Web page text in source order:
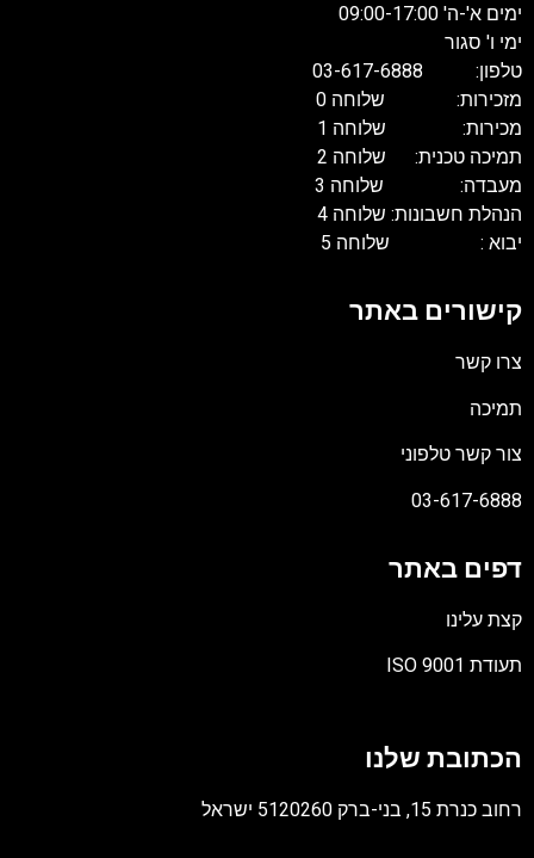
ימים א'-ה' 09:00-17:00
ימי ו' סגור
טלפון: 03-617-6888
מזכירות: שלוחה 0
מכירות: שלוחה 1
תמיכה טכנית: שלוחה 2
מעבדה: שלוחה 3
הנהלת חשבונות: שלוחה 4
יבוא : שלוחה 5
קישורים באתר
צרו קשר
תמיכה
צור קשר טלפוני
03-617-6888
דפים באתר
קצת עלינו
תעודת ISO 9001
PDF
הכתובת שלנו
רחוב כנרת 15, בני-ברק 5120260 ישראל